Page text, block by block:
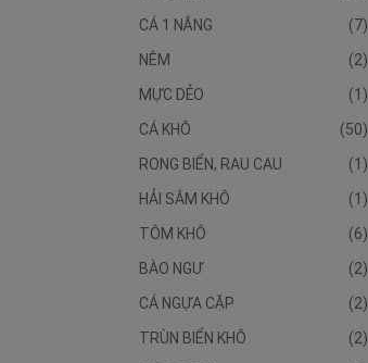
(7)
CÁ 1 NẮNG
(2)
NÊM
(1)
MỰC DẺO
(50)
CÁ KHÔ
(1)
RONG BIỂN, RAU CAU
(1)
HẢI SÂM KHÔ
(6)
TÔM KHÔ
(2)
BÀO NGƯ
(2)
CÁ NGỰA CẶP
(2)
TRÙN BIỂN KHÔ